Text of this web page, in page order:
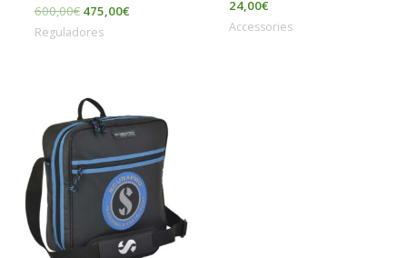
600,00€ 475,00€
Reguladores
24,00€
Accessories